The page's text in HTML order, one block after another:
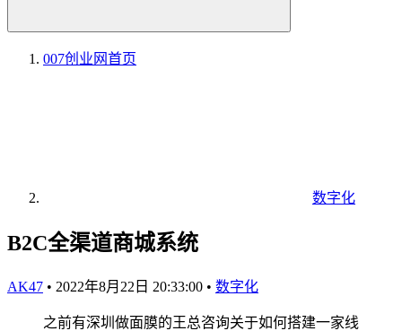
007创业网首页
数字化
B2C全渠道商城系统
AK47 • 2022年8月22日 20:33:00 • 数字化
之前有深圳做面膜的王总咨询关于如何搭建一家线